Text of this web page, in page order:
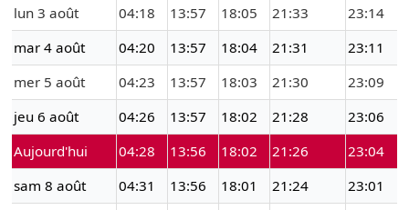
lun 3 août 04:18 13:57 18:05 21:33
23:14
mar 4 août
04:20 13:57 18:04 21:31
23:11
mer 5 août
04:23 13:57 18:03 21:30
23:09
jeu 6 août
04:26 13:57 18:02 21:28
23:06
Aujourd'hui
04:28 13:56 18:02 21:26
23:04
sam 8 août
04:31 13:56 18:01 21:24
23:01